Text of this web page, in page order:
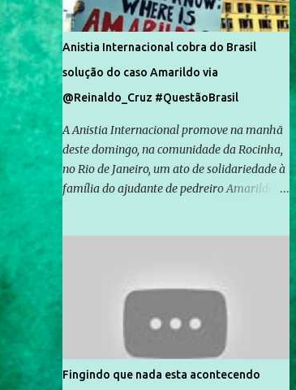
Anistia Internacional cobra do Brasil
solução do caso Amarildo via
@Reinaldo_Cruz #QuestãoBrasil
A Anistia Internacional promove na manhã
deste domingo, na comunidade da Rocinha,
no Rio de Janeiro, um ato de solidariedade à
família do ajudante de pedreiro Amarildo de
Rocinha. A assessora de Direitos Humanos
da Anistia Internacional, Renata Neder, disse
à Agência Brasil que ações e atividades de
mobilização são feitas normalmente pela
organização não governamental. As ações
de solidariedade são promovidas em apoio
Fingindo que nada esta acontecendo